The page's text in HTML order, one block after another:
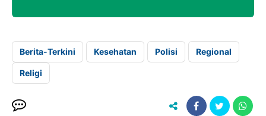
Berita-Terkini Kesehatan Polisi Regional
Religi